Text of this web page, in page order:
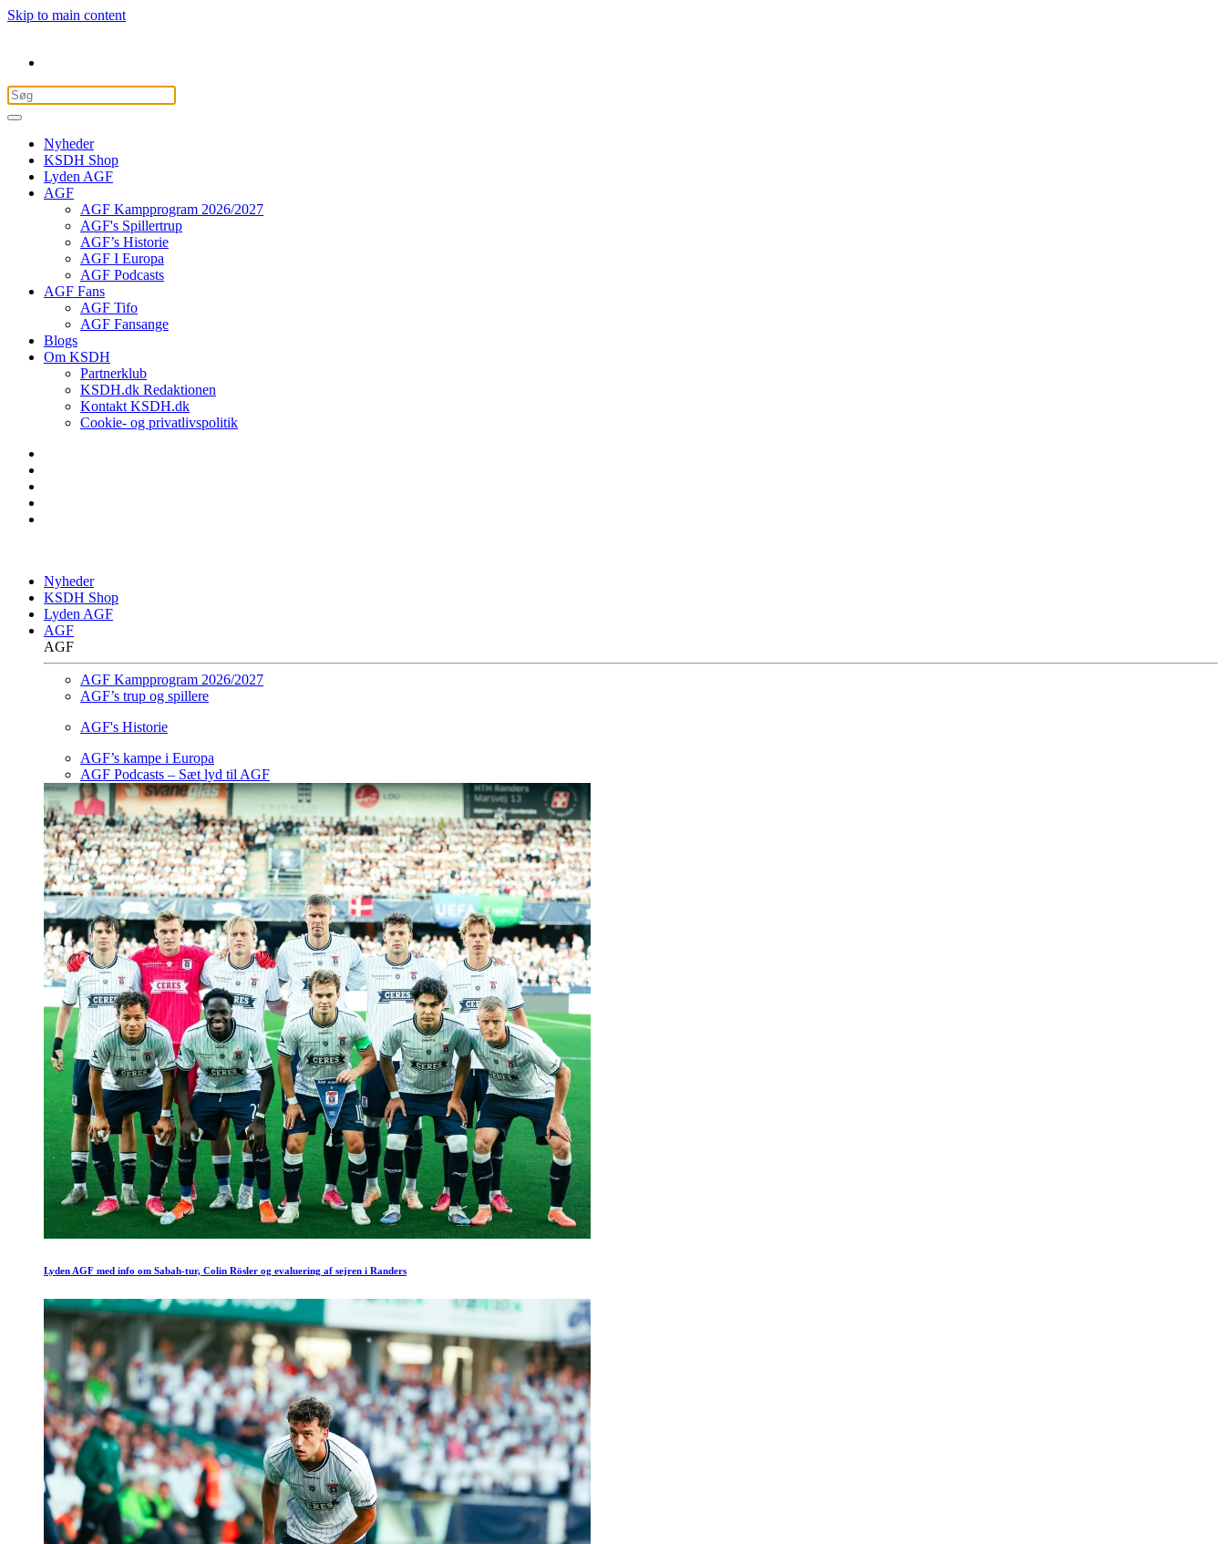
Skip to main content
Nyheder
KSDH Shop
Lyden AGF
AGF
AGF Kampprogram 2026/2027
AGF's Spillertrup
AGF’s Historie
AGF I Europa
AGF Podcasts
AGF Fans
AGF Tifo
AGF Fansange
Blogs
Om KSDH
Partnerklub
KSDH.dk Redaktionen
Kontakt KSDH.dk
Cookie- og privatlivspolitik
Nyheder
KSDH Shop
Lyden AGF
AGF
AGF
AGF Kampprogram 2026/2027
AGF’s trup og spillere
AGF's Historie
AGF’s kampe i Europa
AGF Podcasts – Sæt lyd til AGF
Lyden AGF med info om Sabah-tur, Colin Rösler og evaluering af sejren i Randers